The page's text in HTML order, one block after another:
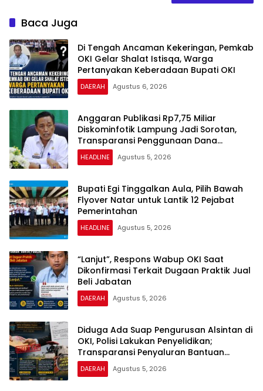
Baca Juga
Di Tengah Ancaman Kekeringan, Pemkab
OKI Gelar Shalat Istisqa, Warga
Pertanyakan Keberadaan Bupati OKI
DAERAH Agustus 6, 2026
Anggaran Publikasi Rp7,75 Miliar
Diskominfotik Lampung Jadi Sorotan,
Transparansi Penggunaan Dana
Dipertanyakan
HEADLINE Agustus 5, 2026
Bupati Egi Tinggalkan Aula, Pilih Bawah
Flyover Natar untuk Lantik 12 Pejabat
Pemerintahan
HEADLINE Agustus 5, 2026
“Lanjut”, Respons Wabup OKI Saat
Dikonfirmasi Terkait Dugaan Praktik Jual
Beli Jabatan
DAERAH Agustus 5, 2026
Diduga Ada Suap Pengurusan Alsintan di
OKI, Polisi Lakukan Penyelidikan;
Transparansi Penyaluran Bantuan
Pertanian Jadi Sorotan
DAERAH Agustus 5, 2026